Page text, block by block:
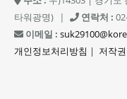
타워광명)
| 연락처 :
이메일 :
개인정보처리방침 | 저작